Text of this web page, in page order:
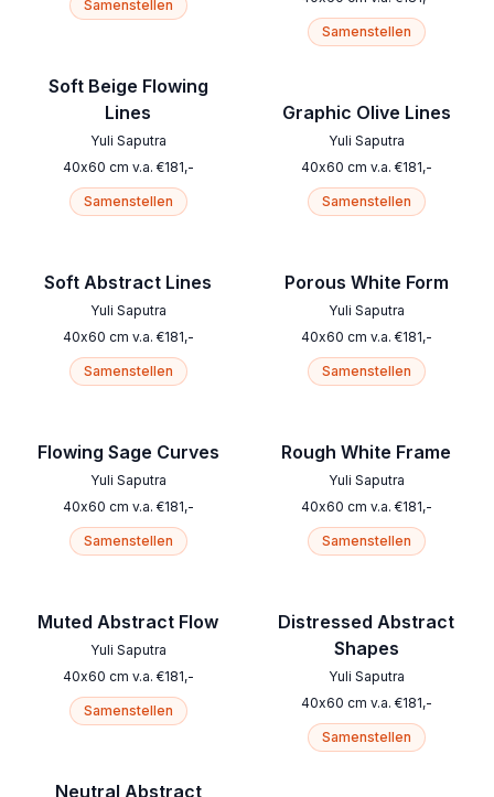
Samenstellen
Soft Beige Flowing
Lines
Yuli Saputra
40x60 cm v.a. €181,-
Samenstellen
Soft Abstract Lines
Yuli Saputra
40x60 cm v.a. €181,-
Samenstellen
Flowing Sage Curves
Yuli Saputra
40x60 cm v.a. €181,-
Samenstellen
Muted Abstract Flow
Yuli Saputra
40x60 cm v.a. €181,-
Samenstellen
Neutral Abstract
Samenstellen
Graphic Olive Lines
Yuli Saputra
40x60 cm v.a. €181,-
Samenstellen
Porous White Form
Yuli Saputra
40x60 cm v.a. €181,-
Samenstellen
Rough White Frame
Yuli Saputra
40x60 cm v.a. €181,-
Samenstellen
Distressed Abstract
Shapes
Yuli Saputra
40x60 cm v.a. €181,-
Samenstellen